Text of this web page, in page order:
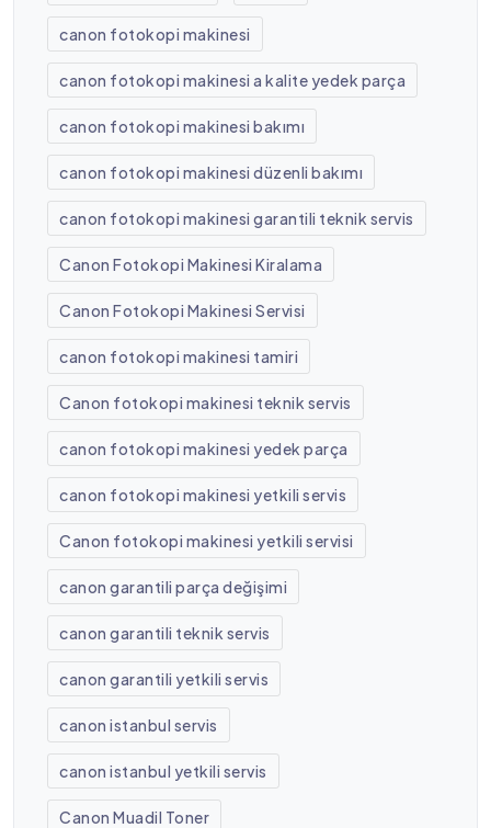
canon fotokopi makinesi
canon fotokopi makinesi a kalite yedek parça
canon fotokopi makinesi bakımı
canon fotokopi makinesi düzenli bakımı
canon fotokopi makinesi garantili teknik servis
Canon Fotokopi Makinesi Kiralama
Canon Fotokopi Makinesi Servisi
canon fotokopi makinesi tamiri
Canon fotokopi makinesi teknik servis
canon fotokopi makinesi yedek parça
canon fotokopi makinesi yetkili servis
Canon fotokopi makinesi yetkili servisi
canon garantili parça değişimi
canon garantili teknik servis
canon garantili yetkili servis
canon istanbul servis
canon istanbul yetkili servis
Canon Muadil Toner